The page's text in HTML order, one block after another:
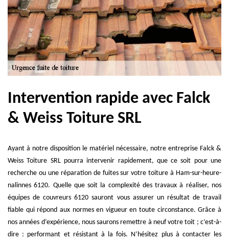
Intervention rapide avec Falck
& Weiss Toiture SRL
Ayant à notre disposition le matériel nécessaire, notre entreprise Falck &
Weiss Toiture SRL pourra intervenir rapidement, que ce soit pour une
recherche ou une réparation de fuites sur votre toiture à Ham-sur-heure-
nalinnes 6120. Quelle que soit la complexité des travaux à réaliser, nos
équipes de couvreurs 6120 sauront vous assurer un résultat de travail
fiable qui répond aux normes en vigueur en toute circonstance. Grâce à
nos années d’expérience, nous saurons remettre à neuf votre toit ; c’est-à-
dire : performant et résistant à la fois. N’hésitez plus à contacter les